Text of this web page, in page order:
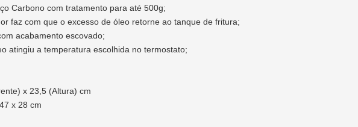
Carbono com tratamento para até 500g;
faz com que o excesso de óleo retorne ao tanque de fritura;
acabamento escovado;
atingiu a temperatura escolhida no termostato;
x 23,5 (Altura) cm
x 28 cm